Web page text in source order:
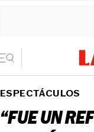
ESPECTÁCULOS
“FUE UN